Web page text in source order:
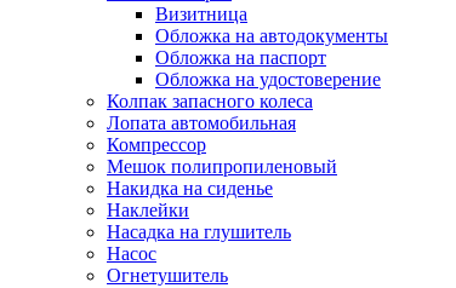
Визитница
Обложка на автодокументы
Обложка на паспорт
Обложка на удостоверение
Колпак запасного колеса
Лопата автомобильная
Компрессор
Мешок полипропиленовый
Накидка на сиденье
Наклейки
Насадка на глушитель
Насос
Огнетушитель